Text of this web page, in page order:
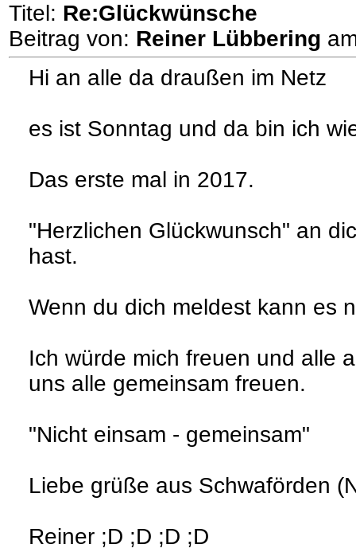
Titel: Re:Glückwünsche
Beitrag von: Reiner Lübbering
Hi an alle da draußen im Netz
es ist Sonntag und da bin ich
Das erste mal in 2017.
"Herzlichen Glückwunsch" an
hast.
Wenn du dich meldest kann es
Ich würde mich freuen und alle
uns alle gemeinsam freuen.
"Nicht einsam - gemeinsam"
Liebe grüße aus Schwaförden
Reiner ;D ;D ;D ;D